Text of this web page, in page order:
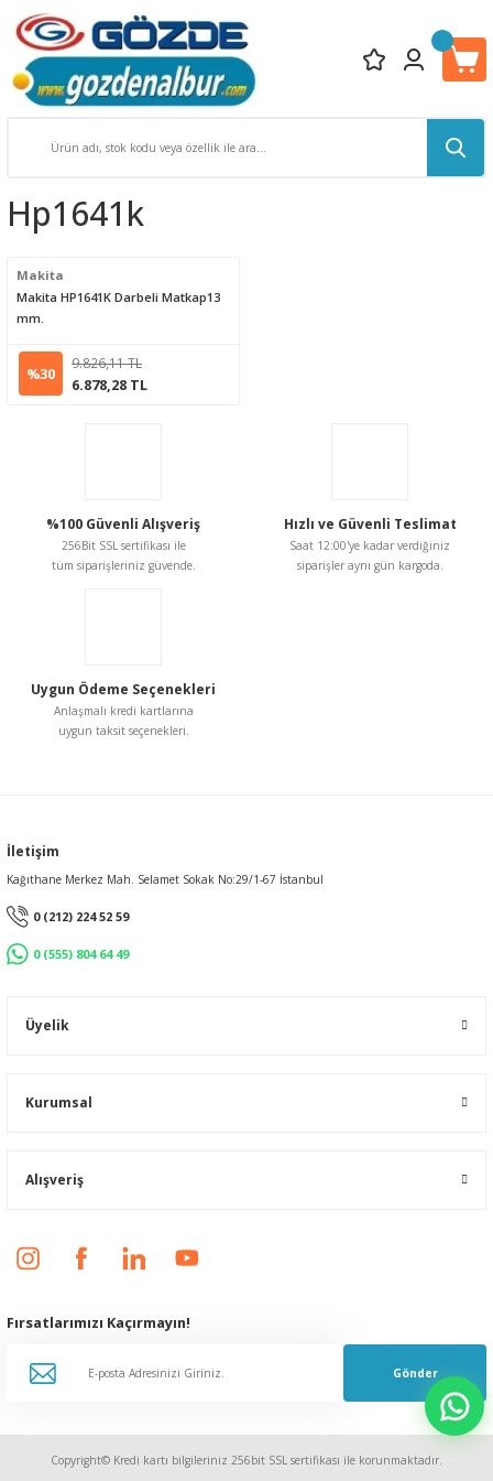
Hp1641k
Makita
Makita HP1641K Darbeli Matkap13
mm.
%30
9.826,11 TL
6.878,28 TL
%100 Güvenli Alışveriş
256Bit SSL sertifikası ile
tüm siparişleriniz güvende.
Hızlı ve Güvenli Teslimat
Saat 12:00'ye kadar verdiğiniz
siparişler aynı gün kargoda.
Uygun Ödeme Seçenekleri
Anlaşmalı kredi kartlarına
uygun taksit seçenekleri.
İletişim
Kağıthane Merkez Mah. Selamet Sokak No:29/1-67 İstanbul
0 (212) 224 52 59
0 (555) 804 64 49
Üyelik
Kurumsal
Alışveriş
Fırsatlarımızı Kaçırmayın!
Gönder
Copyright© Kredi kartı bilgileriniz 256bit SSL sertifikası ile korunmaktadır.